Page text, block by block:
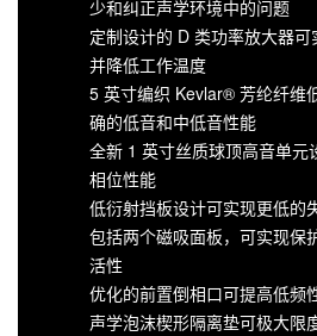
少和纠正声学环境中的问题
定制设计的 D 类功率放大器
并降低工作温度
5 英寸编织 Kevlar® 芳纶纤维
确的低音和中低音性能
全新 1 英寸丝质球顶高音单元
相位性能
低衍射挡板设计可实现更低的
包括两个磁吸面板，可实现保
活性
优化的前置倒相口可提高低频
声学泡沫楔形隔离垫可极大限